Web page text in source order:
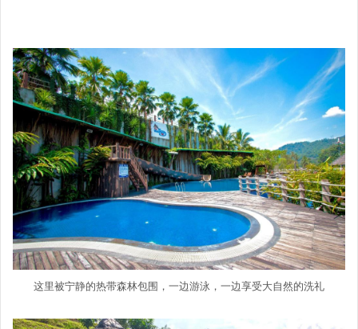
这里被宁静的热带森林包围，一边游泳，一边享受大自然的洗礼